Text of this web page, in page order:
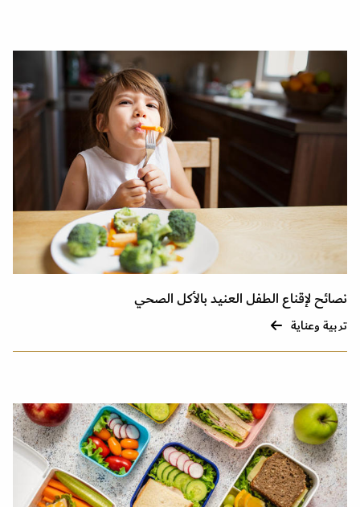
نصائح لإقناع الطفل العنيد بالأكل الصحي
تربية وعناية